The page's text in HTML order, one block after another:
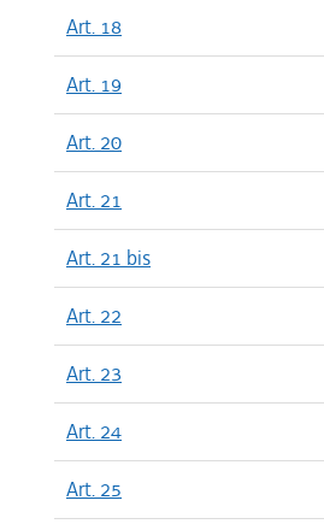
Art. 18
Art. 19
Art. 20
Art. 21
Art. 21 bis
Art. 22
Art. 23
Art. 24
Art. 25